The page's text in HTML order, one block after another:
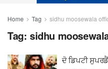
Home Tag sidhu moosewala
Tag: sidhu
ਦੋ ਡਿਪਟੀ